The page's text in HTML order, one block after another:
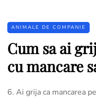
ANIMALE DE COMPANIE
Cum sa ai
cu mancare
6. Ai grija ca mancarea